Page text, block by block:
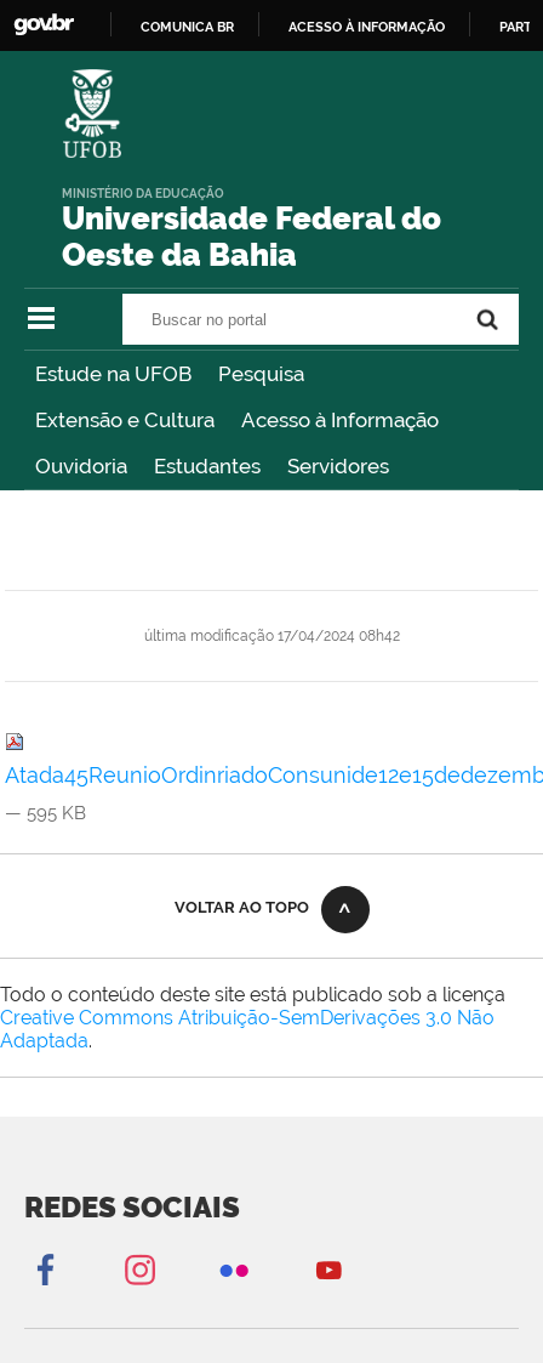
COMUNICA BR ACESSO À INFORMAÇÃO
Universidade Federal do
Oeste da Bahia
MINISTÉRIO DA EDUCAÇÃO
Estude na UFOB
Pesquisa
Extensão e Cultura
Acesso à Informação
Ouvidoria
Estudantes Servidores
última modificação17/04/2024 08h42
— 595 KB
VOLTAR AO TOPO
Todo o conteúdo deste site está publicado sob a licença
Creative Commons Atribuição-SemDerivações 3.0 Não
Adaptada.
REDES SOCIAIS